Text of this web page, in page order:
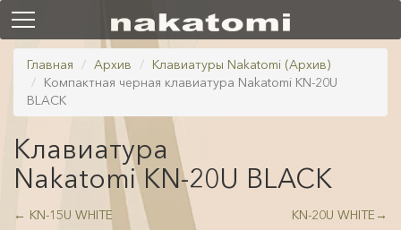
Главная Архив
Клавиатуры Nakatomi (Архив)
Компактная черная клавиатура Nakatomi KN-20U
BLACK
Клавиатура
Nakatomi KN-20U BLACK
← KN-15U WHITE KN-20U WHITE→